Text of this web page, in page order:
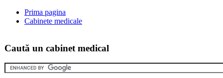
Prima pagina
Cabinete medicale
Caută un cabinet medical